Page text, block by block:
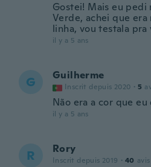
Gostei! Mais eu pedi
Verde, achei que era
linha, vou testala pra
il y a 5 ans
G Guilherme
Inscrit depuis 2020 · 5
Não era a cor que eu
il y a 5 ans
R Rory
Inscrit depuis 2019 · 40 avis